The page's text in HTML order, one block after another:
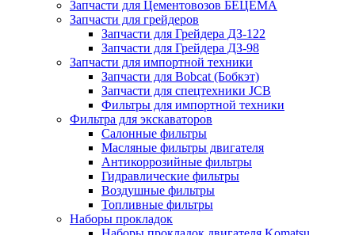
Запчасти для Цементовозов БЕЦЕМА
Запчасти для грейдеров
Запчасти для Грейдера ДЗ-122
Запчасти для Грейдера ДЗ-98
Запчасти для импортной техники
Запчасти для Bobcat (Бобкэт)
Запчасти для спецтехники JCB
Фильтры для импортной техники
Фильтра для экскаваторов
Салонные фильтры
Масляные фильтры двигателя
Антикоррозийные фильтры
Гидравлические фильтры
Воздушные фильтры
Топливные фильтры
Наборы прокладок